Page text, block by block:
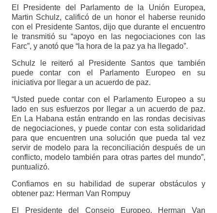
El Presidente del Parlamento de la Unión Europea,
Martin Schulz, calificó de un honor el haberse reunido
con el Presidente Santos, dijo que durante el encuentro
le transmitió su “apoyo en las negociaciones con las
Farc”, y anotó que “la hora de la paz ya ha llegado”.
Schulz le reiteró al Presidente Santos que también
puede contar con el Parlamento Europeo en su
iniciativa por llegar a un acuerdo de paz.
“Usted puede contar con el Parlamento Europeo a su
lado en sus esfuerzos por llegar a un acuerdo de paz.
En La Habana están entrando en las rondas decisivas
de negociaciones, y puede contar con esta solidaridad
para que encuentren una solución que pueda tal vez
servir de modelo para la reconciliación después de un
conflicto, modelo también para otras partes del mundo”,
puntualizó.
Confiamos en su habilidad de superar obstáculos y
obtener paz: Herman Van Rompuy
El Presidente del Consejo Europeo, Herman Van